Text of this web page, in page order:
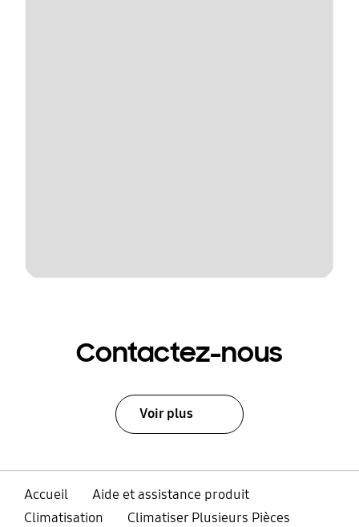
Contactez-nous
Voir plus
Accueil
Aide et assistance produit
Climatisation
Climatiser Plusieurs Pièces